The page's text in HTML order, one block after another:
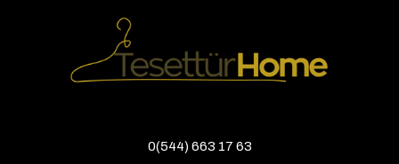
0(544) 663 17 63